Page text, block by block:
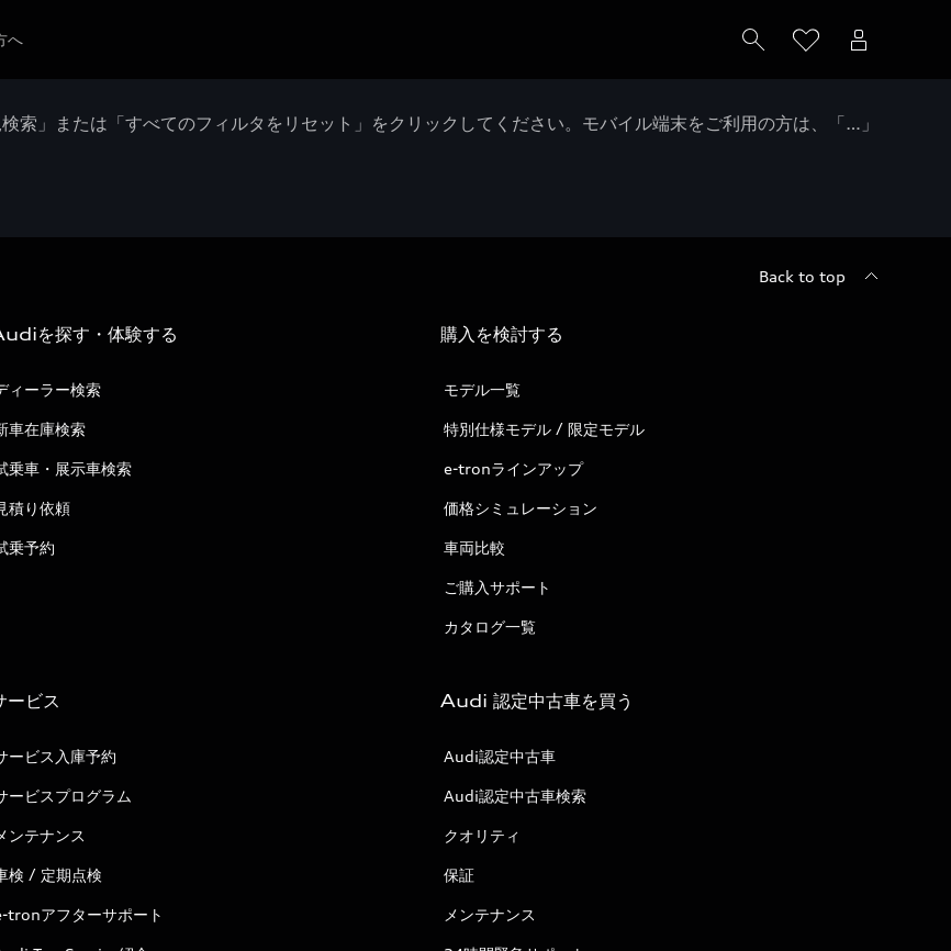
へ
」または「すべてのフィルタをリセット」をクリックしてください。モバイル端末をご利用の方は、「…」
Back to top
を探す・体験する
ィーラー検索
車在庫検索
乗車・展示車検索
積り依頼
乗予約
購入を検討する
モデル一覧
特別仕様モデル / 限定モデル
e-tronラインアップ
価格シミュレーション
車両比較
ご購入サポート
カタログ一覧
ービス
ービス入庫予約
ービスプログラム
ンテナンス
検 / 定期点検
tronアフターサポート
Audi 認定中古車を買う
Audi認定中古車
Audi認定中古車検索
クオリティ
保証
メンテナンス